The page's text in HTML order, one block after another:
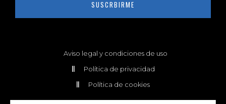
SUSCRBIRME
Aviso legal y condiciones de uso
Política de privacidad
Política de cookies